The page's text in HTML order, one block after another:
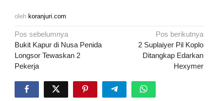
oleh koranjuri.com
Navigasi
pos
Pos sebelumnya
Bukit Kapur di Nusa Penida
Longsor Tewaskan 2
Pekerja
Pos berikutnya
2 Suplaiyer Pil Koplo
Ditangkap Edarkan
Hexymer